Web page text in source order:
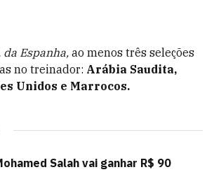
da Espanha, ao menos três seleções
no treinador: Arábia Saudita,
Unidos e Marrocos.
Salah vai ganhar R$ 90